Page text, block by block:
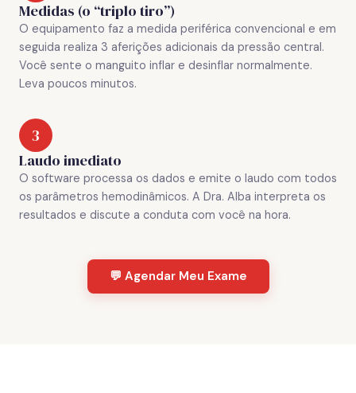
Medidas (o “triplo tiro”)
O equipamento faz a medida periférica convencional e em
seguida realiza 3 aferições adicionais da pressão central.
Você sente o manguito inflar e desinflar normalmente.
Leva poucos minutos.
3
Laudo imediato
O software processa os dados e emite o laudo com todos
os parâmetros hemodinâmicos. A Dra. Alba interpreta os
resultados e discute a conduta com você na hora.
💬 Agendar Meu Exame